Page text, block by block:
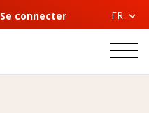
Se connecter FR